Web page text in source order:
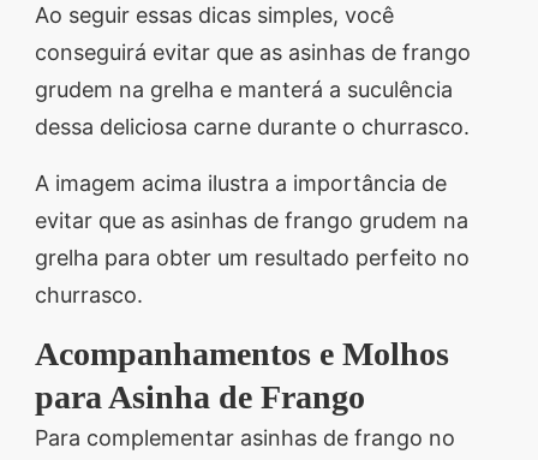
Ao seguir essas dicas simples, você
conseguirá evitar que as asinhas de frango
grudem na grelha e manterá a suculência
dessa deliciosa carne durante o churrasco.
A imagem acima ilustra a importância de
evitar que as asinhas de frango grudem na
grelha para obter um resultado perfeito no
churrasco.
Acompanhamentos e Molhos
para Asinha de Frango
Para complementar asinhas de frango no